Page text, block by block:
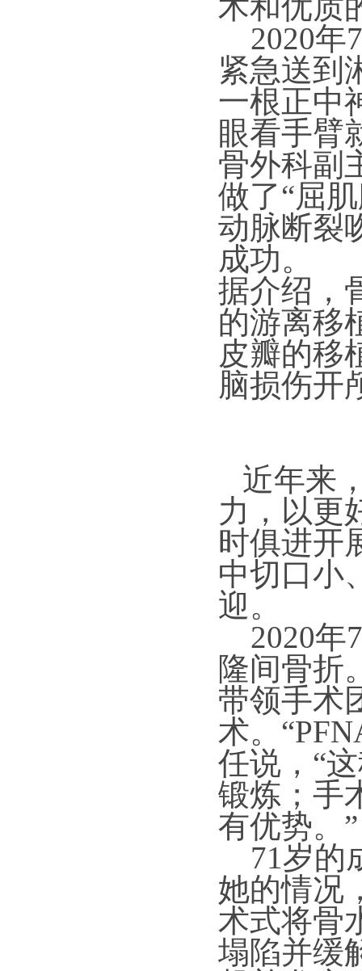
术和优质
2020年
紧急送到
一根正中
眼看手臂
骨外科副
做了“屈
动脉断裂
成功。
据介绍，
的游离移
皮瓣的移
脑损伤开
近年来
力，以更
时俱进开
中切口小
迎。
2020年
隆间骨折
带领手术
术。
任说，“
锻炼；手
有优势。”
71岁的
她的情况
术式将骨
塌陷并缓